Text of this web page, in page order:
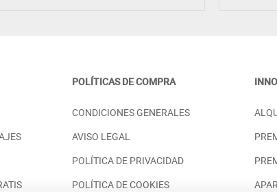
- PINO
€
CAJÓN ESTILO NÓRDICO MADERA
PRECIO DESDE:
POLÍTICAS DE COMPRA
CONDICIONES GENERALES
AVISO LEGAL
POLÍTICA DE PRIVACIDAD
POLÍTICA DE COOKIES